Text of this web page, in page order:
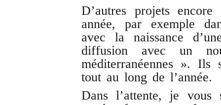
D’autres projets
année, par exemple
avec la naissance
diffusion avec un
méditerranéennes ». Ils
tout au long de l’année.
Dans l’attente, je